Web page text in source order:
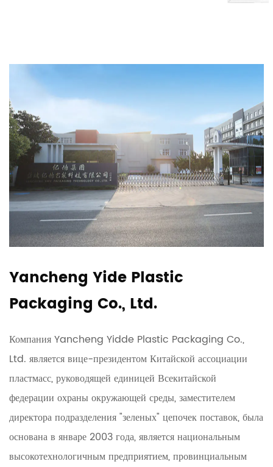
Yancheng Yide Plastic
Packaging Co., Ltd.
Компания Yancheng Yidde Plastic Packaging Co.,
Ltd. является вице-президентом Китайской ассоциации
пластмасс, руководящей единицей Всекитайской
федерации охраны окружающей среды, заместителем
директора подразделения "зеленых" цепочек поставок, была
основана в январе 2003 года, является национальным
высокотехнологичным предприятием, провинциальным